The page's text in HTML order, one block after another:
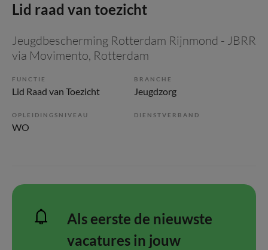
Lid raad van toezicht
Jeugdbescherming Rotterdam Rijnmond - JBRR
via Movimento, Rotterdam
FUNCTIE
Lid Raad van Toezicht
BRANCHE
Jeugdzorg
OPLEIDINGSNIVEAU
WO
DIENSTVERBAND
Als eerste de nieuwste
vacatures in jouw